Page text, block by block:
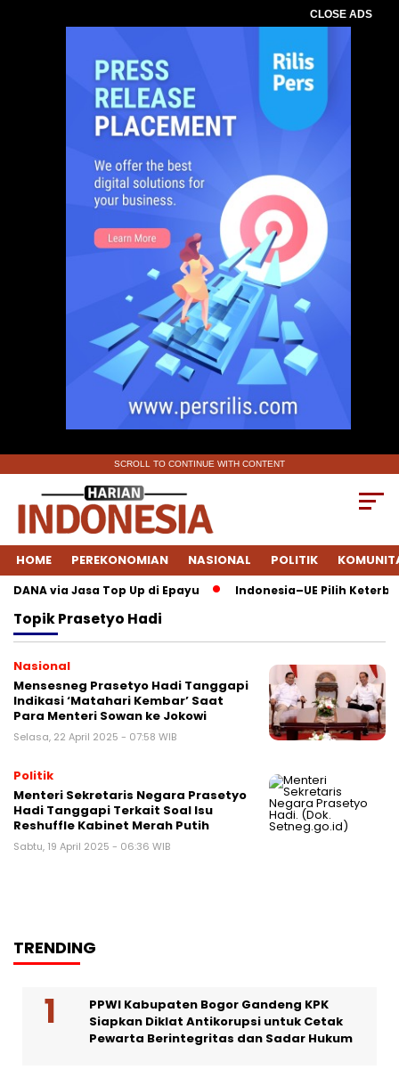
CLOSE ADS
SCROLL TO CONTINUE WITH CONTENT
HOME PEREKONOMIAN NASIONAL POLITIK
via Jasa Top Up di Epayu Indonesia–UE Pilih
TopikPrasetyo Hadi
Nasional
Mensesneg Prasetyo Hadi Tanggapi
Indikasi ‘Matahari Kembar’ Saat
Para Menteri Sowan ke Jokowi
Selasa, 22 April 2025 - 07:58 WIB
Politik
Menteri Sekretaris Negara Prasetyo
Hadi Tanggapi Terkait Soal Isu
Reshuffle Kabinet Merah Putih
Sabtu, 19 April 2025 - 06:36 WIB
TRENDING
PPWI Kabupaten Bogor Gandeng KPK
Siapkan Diklat Antikorupsi untuk Cetak
Pewarta Berintegritas dan Sadar Hukum